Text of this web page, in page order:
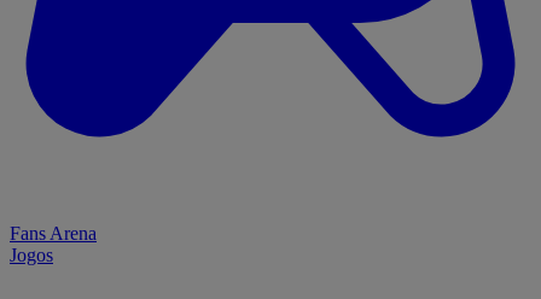
Fans Arena
Jogos